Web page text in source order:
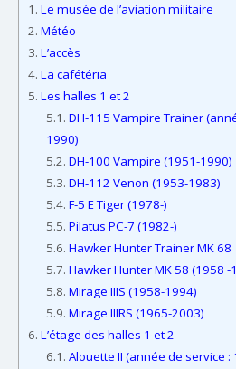
1. Le musée de l’aviation militaire
2. Météo
3. L’accès
4. La cafétéria
5. Les halles 1 et 2
5.1. DH-115 Vampire Trainer
1990)
5.2. DH-100 Vampire (1951-1990)
5.3. DH-112 Venon (1953-1983)
5.4. F-5 E Tiger (1978-)
5.5. Pilatus PC-7 (1982-)
5.6. Hawker Hunter Trainer MK 68
5.7. Hawker Hunter MK 58 (1958 -
5.8. Mirage IIIS (1958-1994)
5.9. Mirage IIIRS (1965-2003)
6. L’étage des halles 1 et 2
6.1. Alouette II (année de service :